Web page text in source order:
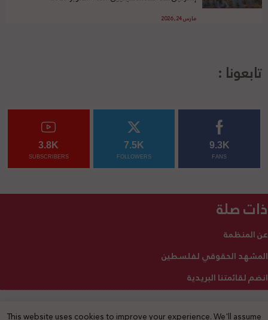
مارس 24, 2026
تابعونا :
9.3K
FANS
7.5K
FOLLOWERS
3.8K
SUBSCRIBERS
ذات صلة
عن المنظمة
المشهد الحقوقي لفلسطين
انضم لقائمتنا البريدية
This website uses cookies to improve your experience. We'll assume